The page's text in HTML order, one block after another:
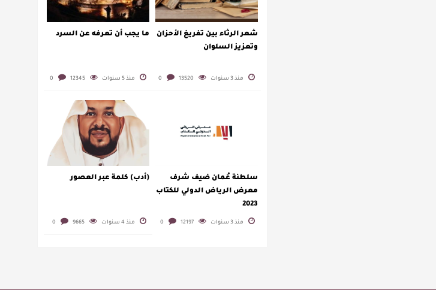
شعر الرثاء بين تفريغ الأحزان
وتعزيز السلوان
منذ 3 سنوات 13520
0
ما يجب أن تعرفه عن السرد
منذ 5 سنوات 12345
0
سلطنة عُمان ضيف شرف
معرض الرياض الدولي للكتاب
2023
منذ 3 سنوات 12197
0
(أدب) كلمة عبر العصور
منذ 4 سنوات 9665
0